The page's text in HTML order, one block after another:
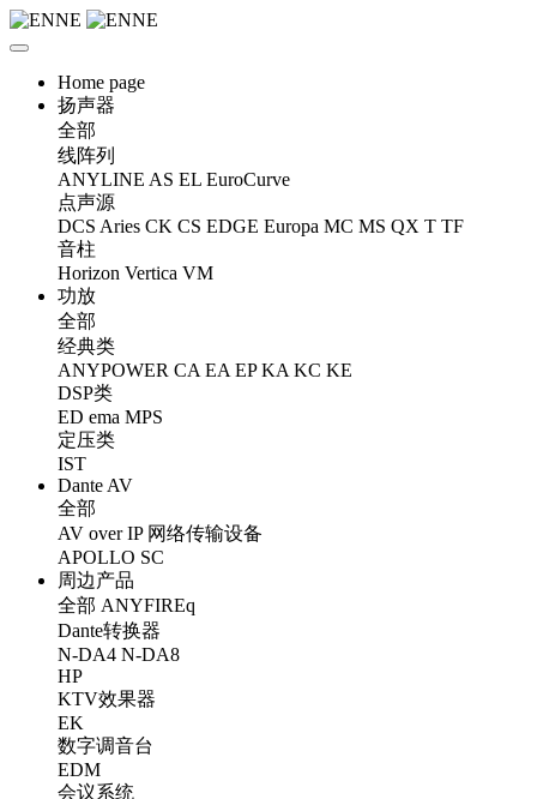
Home page
扬声器
全部
线阵列
ANYLINE AS EL EuroCurve
点声源
DCS Aries CK CS EDGE Europa MC MS QX T TF
音柱
Horizon Vertica VM
功放
全部
经典类
ANYPOWER CA EA EP KA KC KE
DSP类
ED ema MPS
定压类
IST
Dante AV
全部
AV over IP 网络传输设备
APOLLO SC
周边产品
全部 ANYFIREq
Dante转换器
N-DA4 N-DA8
HP
KTV效果器
EK
数字调音台
EDM
会议系统